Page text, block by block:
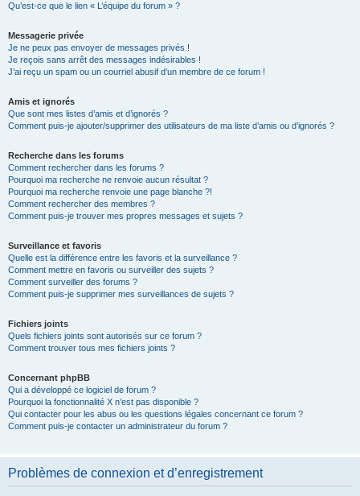
Qu’est-ce que le lien « L’équipe du forum » ?
Messagerie privée
Je ne peux pas envoyer de messages privés !
Je reçois sans arrêt des messages indésirables !
J’ai reçu un spam ou un courriel abusif d’un membre de ce forum !
Amis et ignorés
Que sont mes listes d’amis et d’ignorés ?
Comment puis-je ajouter/supprimer des utilisateurs de ma liste d’amis ou d’ignorés ?
Recherche dans les forums
Comment rechercher dans les forums ?
Pourquoi ma recherche ne renvoie aucun résultat ?
Pourquoi ma recherche renvoie une page blanche ?!
Comment rechercher des membres ?
Comment puis-je trouver mes propres messages et sujets ?
Surveillance et favoris
Quelle est la différence entre les favoris et la surveillance ?
Comment mettre en favoris ou surveiller des sujets ?
Comment surveiller des forums ?
Comment puis-je supprimer mes surveillances de sujets ?
Fichiers joints
Quels fichiers joints sont autorisés sur ce forum ?
Comment trouver tous mes fichiers joints ?
Concernant phpBB
Qui a développé ce logiciel de forum ?
Pourquoi la fonctionnalité X n’est pas disponible ?
Qui contacter pour les abus ou les questions légales concernant ce forum ?
Comment puis-je contacter un administrateur du forum ?
Problèmes de connexion et d’enregistrement